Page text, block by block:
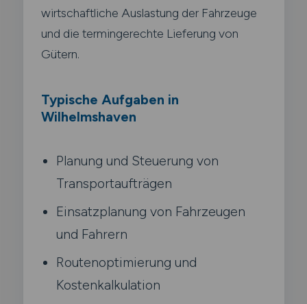
wirtschaftliche Auslastung der Fahrzeuge
und die termingerechte Lieferung von
Gütern.
Typische Aufgaben in
Wilhelmshaven
Planung und Steuerung von
Transportaufträgen
Einsatzplanung von Fahrzeugen
und Fahrern
Routenoptimierung und
Kostenkalkulation